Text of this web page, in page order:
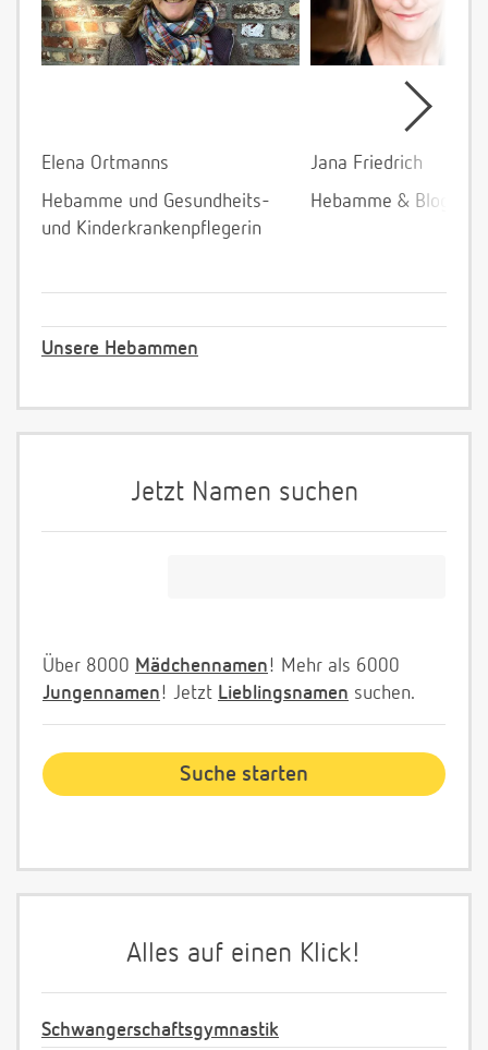
Elena Ortmanns
Hebamme und Gesundheits-
und Kinderkrankenpflegerin
Jana Friedrich
Hebamme &
Unsere Hebammen
Jetzt Namen suchen
Über 8000 Mädchennamen! Mehr als 6000
Jungennamen! Jetzt Lieblingsnamen suchen.
Alles auf einen Klick!
Schwangerschaftsgymnastik